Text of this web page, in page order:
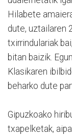
Hilabete
dute, uztailaren
txirrindulariak
bitan baizik.
Klasikaren
beharko dute
Gipuzkoako
txapelketak,